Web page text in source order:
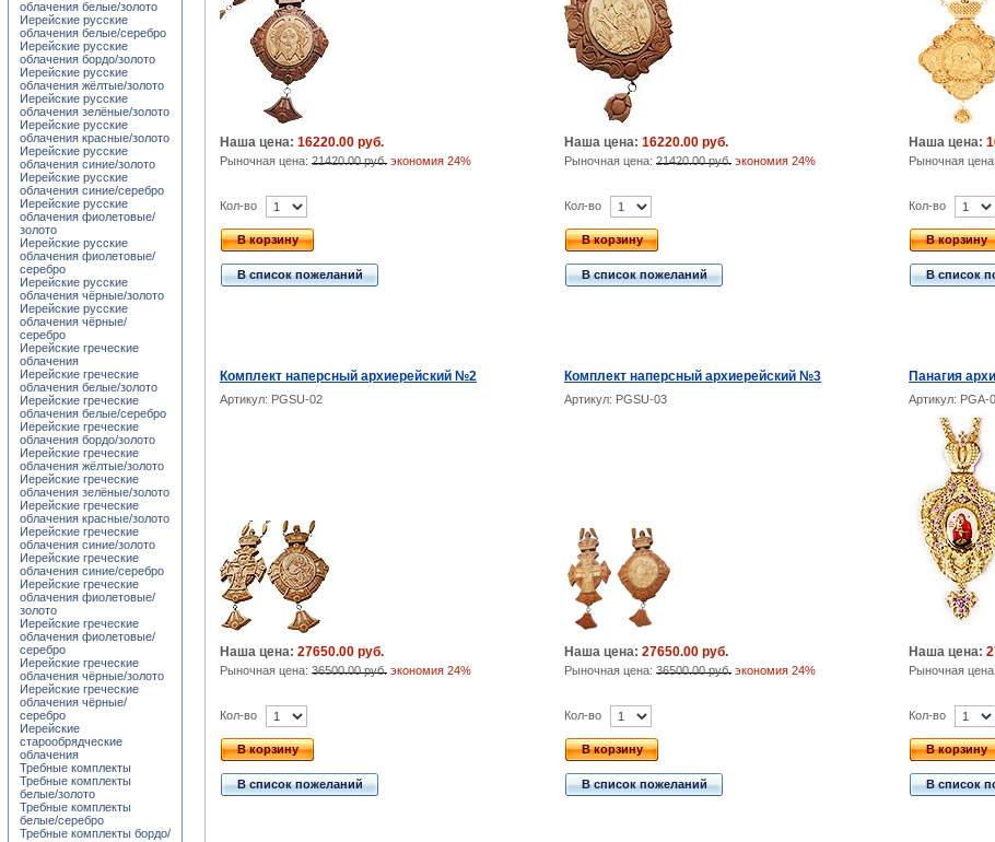
Наша цена: 16220.00 руб.
Рыночная цена: 21420.00 руб. экономия 24%
Наша цена: 16220.00 руб.
Рыночная цена: 21420.00 руб. экономия 24%
Наша цена:
Рыночная цена:
Кол-во
В корзину
В список пожеланий
Кол-во
В корзину
В список пожеланий
Кол-во
В корзину
В список
Комплект наперсный архиерейский №2 Комплект наперсный архиерейский №3 Панагия
Артикул: PGSU-02 Артикул: PGSU-03 Артикул: PGA-
Наша цена: 27650.00 руб.
Рыночная цена: 36500.00 руб. экономия 24%
Наша цена: 27650.00 руб.
Рыночная цена: 36500.00 руб. экономия 24%
Наша цена:
Рыночная цена:
Кол-во
В корзину
В список пожеланий
Кол-во
В корзину
В список пожеланий
Кол-во
В корзину
В список
облачения белые/золото
Иерейские русские
облачения белые/серебро
Иерейские русские
облачения бордо/золото
Иерейские русские
облачения жёлтые/золото
Иерейские русские
облачения зелёные/золото
Иерейские русские
облачения красные/золото
Иерейские русские
облачения синие/золото
Иерейские русские
облачения синие/серебро
Иерейские русские
облачения фиолетовые/
золото
Иерейские русские
облачения фиолетовые/
серебро
Иерейские русские
облачения чёрные/золото
Иерейские русские
облачения чёрные/
серебро
Иерейские греческие
облачения
Иерейские греческие
облачения белые/золото
Иерейские греческие
облачения белые/серебро
Иерейские греческие
облачения бордо/золото
Иерейские греческие
облачения жёлтые/золото
Иерейские греческие
облачения зелёные/золото
Иерейские греческие
облачения красные/золото
Иерейские греческие
облачения синие/золото
Иерейские греческие
облачения синие/серебро
Иерейские греческие
облачения фиолетовые/
золото
Иерейские греческие
облачения фиолетовые/
серебро
Иерейские греческие
облачения чёрные/золото
Иерейские греческие
облачения чёрные/
серебро
Иерейские
старообрядческие
облачения
Требные комплекты
Требные комплекты
белые/золото
Требные комплекты
белые/серебро
Требные комплекты бордо/